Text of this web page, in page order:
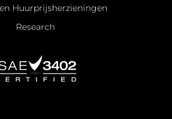
Huurprijsherzieningen
Research